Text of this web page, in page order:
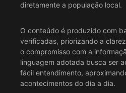
diretamente a população local.
O conteúdo é produzido com
verificadas, priorizando a
o compromisso com a
linguagem adotada busca ser
fácil entendimento,
acontecimentos do dia a dia.